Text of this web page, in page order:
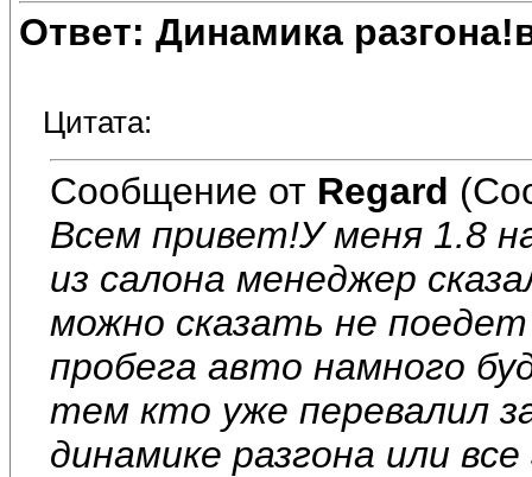
Ответ: Динамика
Цитата:
Сообщение от Regard
Всем привет!У меня 1.8
из салона менеджер
можно сказать не
пробега авто намного
тем кто уже перевалил
динамике разгона или